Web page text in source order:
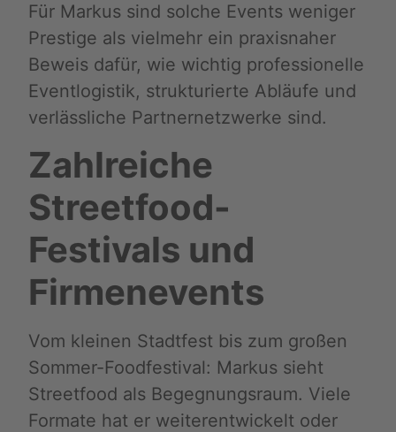
Für Markus sind solche Events weniger
Prestige als vielmehr ein praxisnaher
Beweis dafür, wie wichtig professionelle
Eventlogistik, strukturierte Abläufe und
verlässliche Partnernetzwerke sind.
Zahlreiche
Streetfood-
Festivals und
Firmenevents
Vom kleinen Stadtfest bis zum großen
Sommer-Foodfestival: Markus sieht
Streetfood als Begegnungsraum. Viele
Formate hat er weiterentwickelt oder